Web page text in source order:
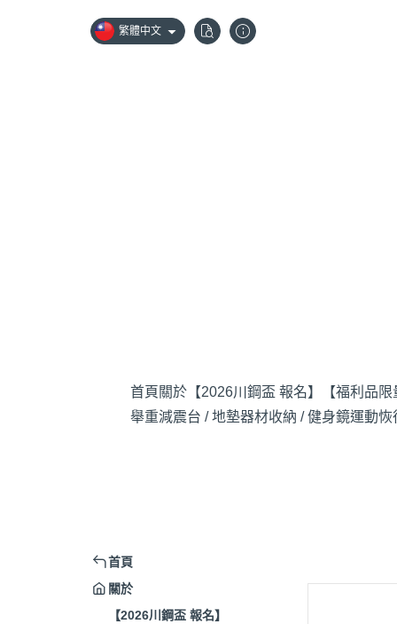
繁體中文
首頁 關於【2026川鋼盃 報名】
【福利品
舉重減震台 / 地墊器材收納 / 健身鏡運動恢
首頁
關於
【2026川鋼盃 報名】